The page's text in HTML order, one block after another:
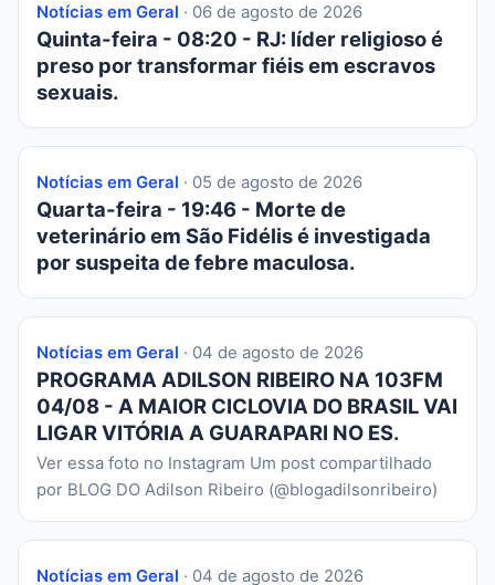
Notícias em Geral · 06 de agosto de 2026
Quinta-feira - 08:20 - RJ: líder religioso é
preso por transformar fiéis em escravos
sexuais.
Notícias em Geral · 05 de agosto de 2026
Quarta-feira - 19:46 - Morte de
veterinário em São Fidélis é investigada
por suspeita de febre maculosa.
Notícias em Geral · 04 de agosto de 2026
PROGRAMA ADILSON RIBEIRO NA 103FM
04/08 - A MAIOR CICLOVIA DO BRASIL VAI
LIGAR VITÓRIA A GUARAPARI NO ES.
Ver essa foto no Instagram Um post compartilhado
por BLOG DO Adilson Ribeiro (@blogadilsonribeiro)
Notícias em Geral · 04 de agosto de 2026